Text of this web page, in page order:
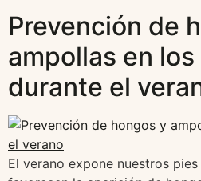
Prevención de
ampollas en
durante el
El verano expone nuestros